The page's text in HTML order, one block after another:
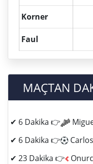
Korner
Faul
MAÇTAN
✔ 6 Dakika 👉
✔ 6 Dakika 👉
✔ 23 Dakika 👉